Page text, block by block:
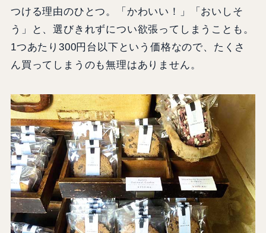
つける理由のひとつ。「かわいい！」「おいしそ
う」と、選びきれずについ欲張ってしまうことも。
1つあたり300円台以下という価格なので、たくさ
ん買ってしまうのも無理はありません。